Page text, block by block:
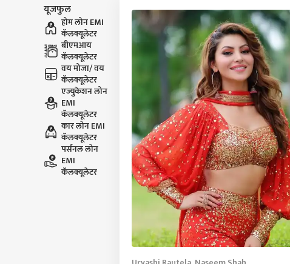
यूजफुल
होम लोन EMI
कॅलक्यूलेटर
बीएमआय
कॅलक्यूलेटर
वय मोजा/ वय
कॅलक्यूलेटर
एज्युकेशन लोन
EMI
कॅलक्यूलेटर
कार लोन EMI
कॅलक्यूलेटर
पर्सनल लोन
EMI
कॅलक्यूलेटर